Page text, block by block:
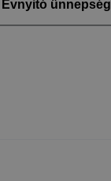
Évnyitó ünnepség